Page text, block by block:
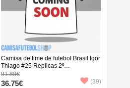
Camisa de time de futebol Brasil Igor
Thiago #25 Replicas 2º
Equipamento Infantil Mundo 2026
Manga Curta (+ Calças curtas)
91.88€
36.75€ (39)